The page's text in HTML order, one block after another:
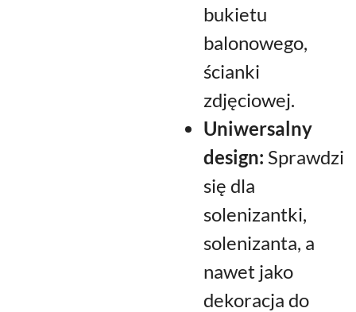
bukietu
balonowego,
ścianki
zdjęciowej.
Uniwersalny
design: Sprawdzi
się dla
solenizantki,
solenizanta, a
nawet jako
dekoracja do